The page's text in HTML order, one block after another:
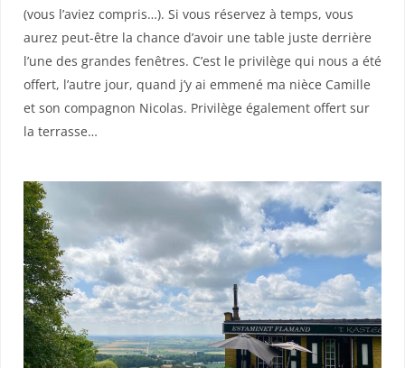
(vous l’aviez compris…). Si vous réservez à temps, vous
aurez peut-être la chance d’avoir une table juste derrière
l’une des grandes fenêtres. C’est le privilège qui nous a été
offert, l’autre jour, quand j’y ai emmené ma nièce Camille
et son compagnon Nicolas. Privilège également offert sur
la terrasse…